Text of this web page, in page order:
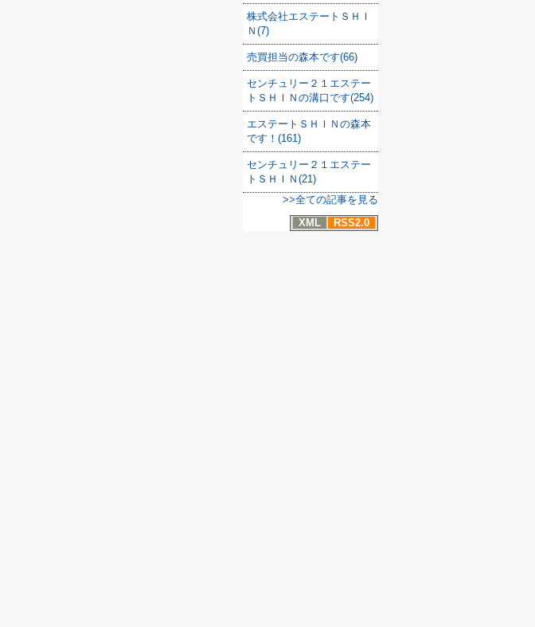
株式会社エステートＳＨＩ
Ｎ(7)
売買担当の森本です(66)
センチュリー２１エステー
トＳＨＩＮの溝口です(254)
エステートＳＨＩＮの森本
です！(161)
センチュリー２１エステー
トＳＨＩＮ(21)
>>全ての記事を見る
XML
RSS2.0